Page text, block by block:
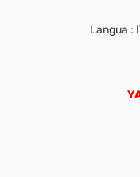
Langua :